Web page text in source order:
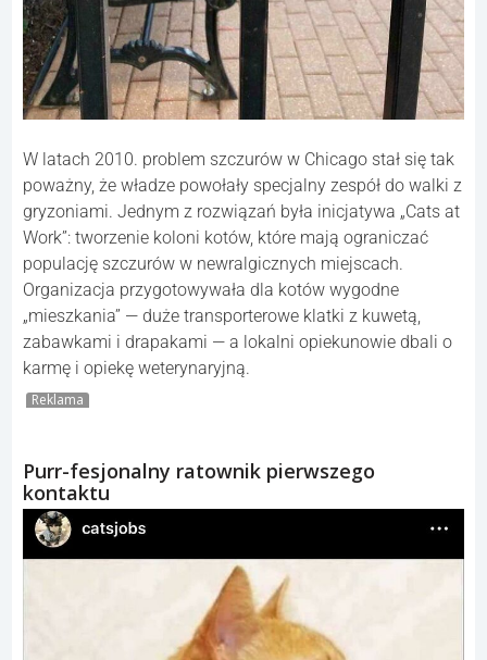
W latach 2010. problem szczurów w Chicago stał się tak
poważny, że władze powołały specjalny zespół do walki z
gryzoniami. Jednym z rozwiązań była inicjatywa „Cats at
Work”: tworzenie koloni kotów, które mają ograniczać
populację szczurów w newralgicznych miejscach.
Organizacja przygotowywała dla kotów wygodne
„mieszkania” — duże transporterowe klatki z kuwetą,
zabawkami i drapakami — a lokalni opiekunowie dbali o
karmę i opiekę weterynaryjną.
Reklama
Purr-fesjonalny ratownik pierwszego
kontaktu